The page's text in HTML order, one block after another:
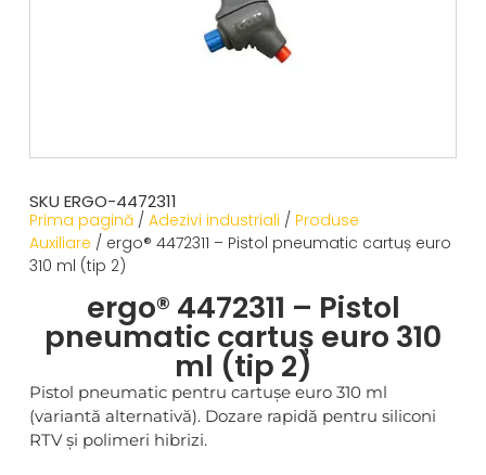
SKU ERGO-4472311
Prima pagină/ Adezivi industriali / Produse
Auxiliare / ergo® 4472311 – Pistol pneumatic cartuș euro
310 ml (tip 2)
ergo® 4472311 – Pistol
pneumatic cartuș euro 310
ml (tip 2)
Pistol pneumatic pentru cartușe euro 310 ml
(variantă alternativă). Dozare rapidă pentru siliconi
RTV și polimeri hibrizi.